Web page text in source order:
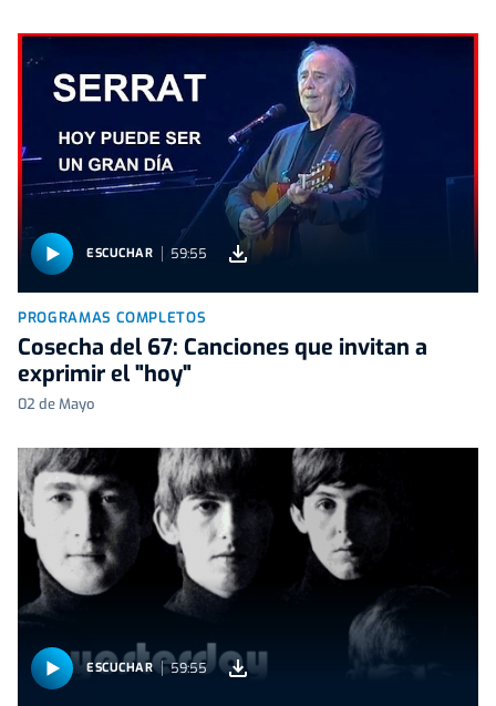
ESCUCHAR 59:55
PROGRAMAS COMPLETOS
Cosecha del 67: Canciones que invitan a
exprimir el "hoy"
02 de Mayo
ESCUCHAR 59:55